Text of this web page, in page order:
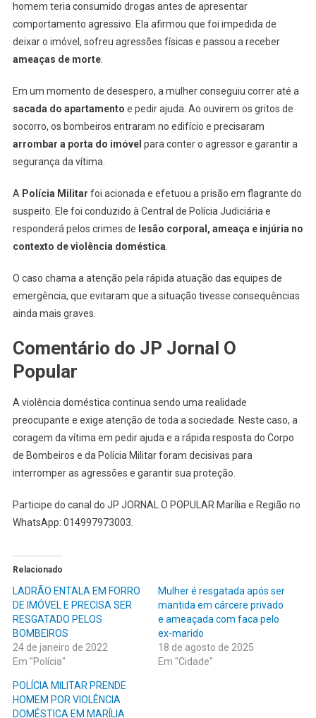
homem teria consumido drogas antes de apresentar
comportamento agressivo. Ela afirmou que foi impedida de
deixar o imóvel, sofreu agressões físicas e passou a receber
ameaças de morte.
Em um momento de desespero, a mulher conseguiu correr até a
sacada do apartamento e pedir ajuda. Ao ouvirem os gritos de
socorro, os bombeiros entraram no edifício e precisaram
arrombar a porta do imóvel para conter o agressor e garantir a
segurança da vítima.
A Polícia Militar foi acionada e efetuou a prisão em flagrante do
suspeito. Ele foi conduzido à Central de Polícia Judiciária e
responderá pelos crimes de lesão corporal, ameaça e injúria no
contexto de violência doméstica.
O caso chama a atenção pela rápida atuação das equipes de
emergência, que evitaram que a situação tivesse consequências
ainda mais graves.
Comentário do JP Jornal O
Popular
A violência doméstica continua sendo uma realidade
preocupante e exige atenção de toda a sociedade. Neste caso, a
coragem da vítima em pedir ajuda e a rápida resposta do Corpo
de Bombeiros e da Polícia Militar foram decisivas para
interromper as agressões e garantir sua proteção.
Participe do canal do JP JORNAL O POPULAR Marília e Região no
WhatsApp: 014997973003.
Relacionado
LADRÃO ENTALA EM FORRO
DE IMÓVEL E PRECISA SER
RESGATADO PELOS
BOMBEIROS
24 de janeiro de 2022
Em "Polícia"
Mulher é resgatada após ser
mantida em cárcere privado
e ameaçada com faca pelo
ex-marido
18 de agosto de 2025
Em "Cidade"
POLÍCIA MILITAR PRENDE
HOMEM POR VIOLÊNCIA
DOMÉSTICA EM MARÍLIA